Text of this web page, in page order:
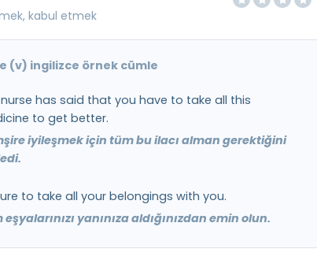
kabul etmek
(v) ingilizce örnek cümle
has said that you have to take all this
to get better.
iyileşmek için tüm bu ilacı alman gerektiğini
to take all your belongings with you.
eşyalarınızı yanınıza aldığınızdan emin olun.